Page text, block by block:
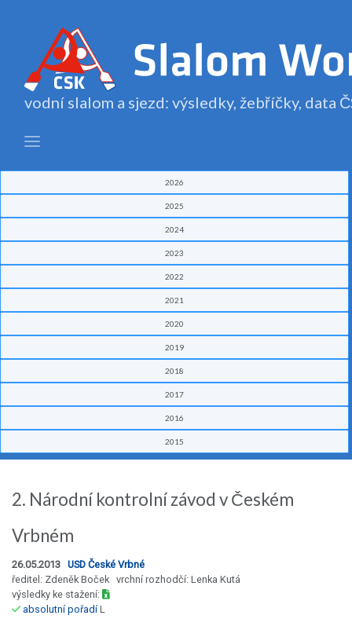
vodní slalom a sjezd: výsledky, žebříčky, data
2026
2025
2024
2023
2022
2021
2020
2019
2018
2017
2016
2015
2. Národní kontrolní závod v Českém
Vrbném
26.05.2013 USD České Vrbné
ředitel: Zdeněk Boček vrchní rozhodčí: Lenka Kutá
výsledky ke stažení:
absolutní pořadíL